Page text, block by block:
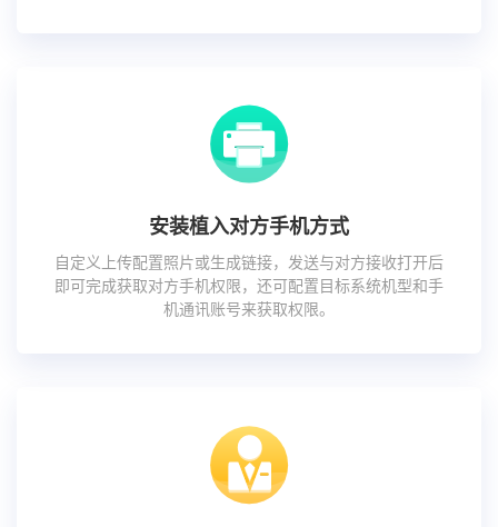
安装植入对方手机方式
自定义上传配置照片或生成链接，发送与对方接收打开后
即可完成获取对方手机权限，还可配置目标系统机型和手
机通讯账号来获取权限。